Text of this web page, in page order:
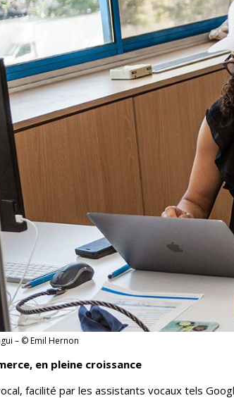
– © Emil Hernon
en pleine croissance
facilité par les assistants vocaux tels